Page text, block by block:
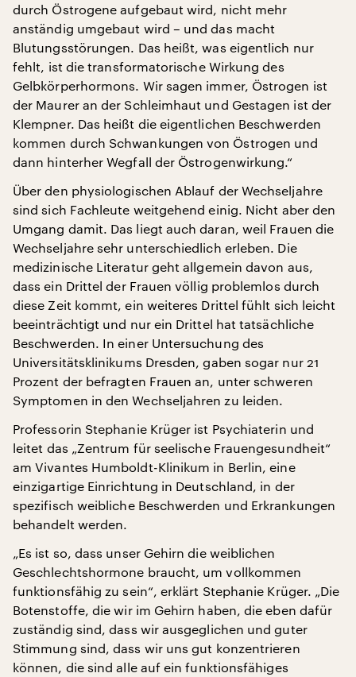
durch Östrogene aufgebaut wird, nicht mehr
anständig umgebaut wird – und das macht
Blutungsstörungen. Das heißt, was eigentlich nur
fehlt, ist die transformatorische Wirkung des
Gelbkörperhormons. Wir sagen immer, Östrogen ist
der Maurer an der Schleimhaut und Gestagen ist der
Klempner. Das heißt die eigentlichen Beschwerden
kommen durch Schwankungen von Östrogen und
dann hinterher Wegfall der Östrogenwirkung.“
Über den physiologischen Ablauf der Wechseljahre
sind sich Fachleute weitgehend einig. Nicht aber den
Umgang damit. Das liegt auch daran, weil Frauen die
Wechseljahre sehr unterschiedlich erleben. Die
medizinische Literatur geht allgemein davon aus,
dass ein Drittel der Frauen völlig problemlos durch
diese Zeit kommt, ein weiteres Drittel fühlt sich leicht
beeinträchtigt und nur ein Drittel hat tatsächliche
Beschwerden. In einer Untersuchung des
Universitätsklinikums Dresden, gaben sogar nur 21
Prozent der befragten Frauen an, unter schweren
Symptomen in den Wechseljahren zu leiden.
Professorin Stephanie Krüger ist Psychiaterin und
leitet das „Zentrum für seelische Frauengesundheit“
am Vivantes Humboldt-Klinikum in Berlin, eine
einzigartige Einrichtung in Deutschland, in der
spezifisch weibliche Beschwerden und Erkrankungen
behandelt werden.
„Es ist so, dass unser Gehirn die weiblichen
Geschlechtshormone braucht, um vollkommen
funktionsfähig zu sein“, erklärt Stephanie Krüger. „Die
Botenstoffe, die wir im Gehirn haben, die eben dafür
zuständig sind, dass wir ausgeglichen und guter
Stimmung sind, dass wir uns gut konzentrieren
können, die sind alle auf ein funktionsfähiges